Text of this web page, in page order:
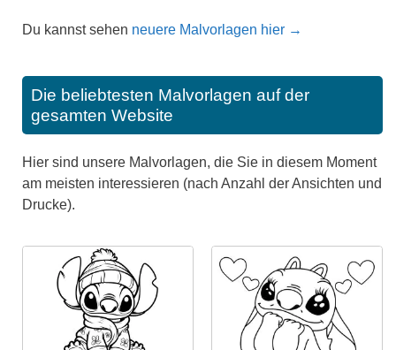
Du kannst sehen neuere Malvorlagen hier →
Die beliebtesten Malvorlagen auf der
gesamten Website
Hier sind unsere Malvorlagen, die Sie in diesem Moment
am meisten interessieren (nach Anzahl der Ansichten und
Drucke).